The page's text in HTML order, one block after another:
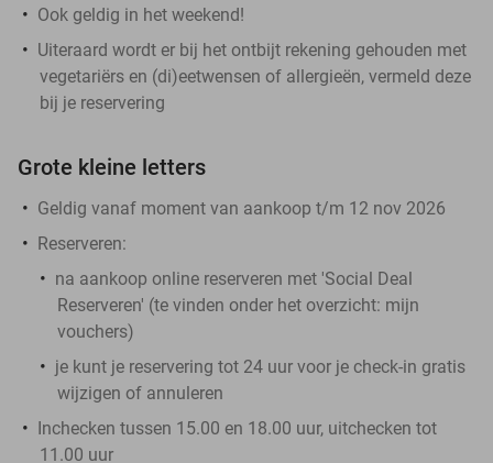
Ook geldig in het weekend!
Uiteraard wordt er bij het ontbijt rekening gehouden met
vegetariërs en (di)eetwensen of allergieën, vermeld deze
bij je reservering
Grote kleine letters
Geldig vanaf moment van aankoop t/m 12 nov 2026
Reserveren:
na aankoop online reserveren met 'Social Deal
Reserveren' (te vinden onder het overzicht: mijn
vouchers)
je kunt je reservering tot 24 uur voor je check-in gratis
wijzigen of annuleren
Inchecken tussen 15.00 en 18.00 uur, uitchecken tot
11.00 uur